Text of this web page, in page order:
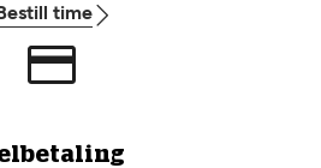
time